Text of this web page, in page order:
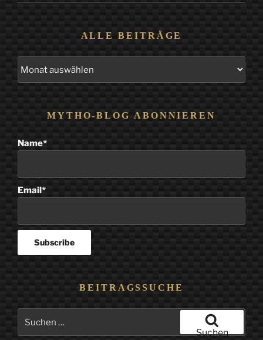
ALLE BEITRÄGE
MYTHO-BLOG ABONNIEREN
Name*
Email*
BEITRAGSSUCHE
nach:
Suchen